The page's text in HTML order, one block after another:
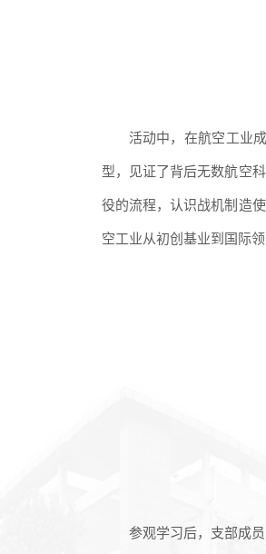
活动中，在航空工业
型，见证了背后无数航空
役的流程，认识战机制造
空工业从初创基业到国际
参观学习后，支部成